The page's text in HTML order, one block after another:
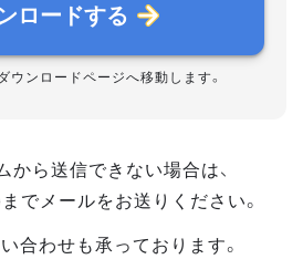
ロードする
ウンロードページへ移動します。
から送信できない場合は、
までメールをお送りください。
合わせも承っております。